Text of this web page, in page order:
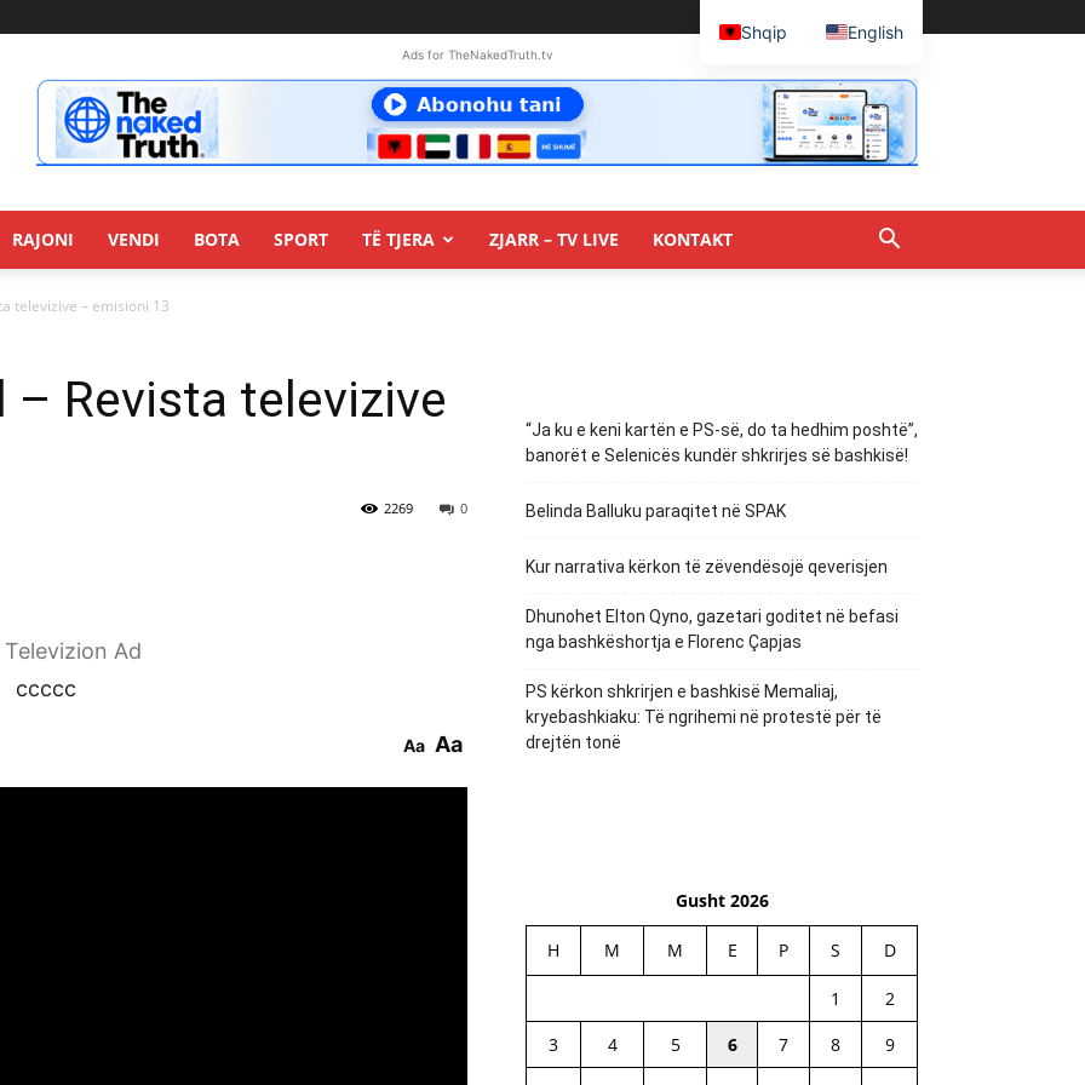
Ads for TheNakedTruth.tv
RAJONI VENDI BOTA SPORT TË TJERA ZJARR – TV LIVE KONTAKT
televizive – emisioni 13
– Revista televizive
0
2269
Ad
ccccc
Aa Aa
“Ja ku e keni kartën e PS-së, do ta hedhim poshtë”,
banorët e Selenicës kundër shkrirjes së bashkisë!
Belinda Balluku paraqitet në SPAK
Kur narrativa kërkon të zëvendësojë qeverisjen
Dhunohet Elton Qyno, gazetari goditet në befasi
nga bashkëshortja e Florenc Çapjas
PS kërkon shkrirjen e bashkisë Memaliaj,
kryebashkiaku: Të ngrihemi në protestë për të
drejtën tonë
Gusht 2026
H M M E P S D
1
2
3
4 5 6 7 8
9
Shqip English